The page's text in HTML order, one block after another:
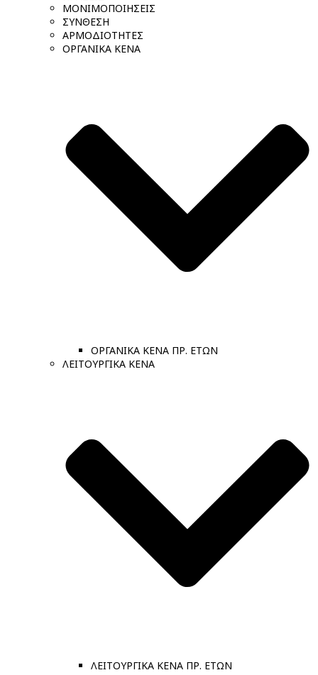
ΜΟΝΙΜΟΠΟΙΗΣΕΙΣ
ΣΥΝΘΕΣΗ
ΑΡΜΟΔΙΟΤΗΤΕΣ
ΟΡΓΑΝΙΚΑ ΚΕΝΑ
ΟΡΓΑΝΙΚΑ ΚΕΝΑ ΠΡ. ΕΤΩΝ
ΛΕΙΤΟΥΡΓΙΚΑ ΚΕΝΑ
ΛΕΙΤΟΥΡΓΙΚΑ ΚΕΝΑ ΠΡ. ΕΤΩΝ